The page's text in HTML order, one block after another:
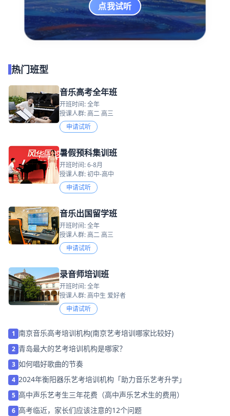
点我试听
热门班型
音乐高考全年班
开班时间: 全年
授课人群: 高二 高三
申请试听
暑假预科集训班
开班时间: 6-8月
授课人群: 初中-高中
申请试听
音乐出国留学班
开班时间: 全年
授课人群: 高二 高三
申请试听
录音师培训班
开班时间: 全年
授课人群: 高中生 爱好者
申请试听
1 南京音乐高考培训机构(南京艺考培训哪家比较好)
2 青岛最大的艺考培训机构是哪家？
3 如何唱好歌曲的节奏
4 2024年衡阳器乐艺考培训机构「助力音乐艺考升学」
5 高中声乐艺考生三年花费（高中声乐艺术生的费用）
6 高考临近，家长们应该注意的12个问题